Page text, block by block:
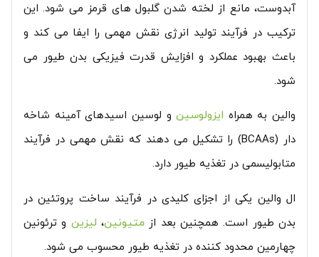
آبدوست، مانع از لخته شدن گلبول های قرمز می شود. این
ترکیب در فرآیند تولید انرژی نقش مهمی را ایفا می کند و
باعث بهبود عملکرد و افزایش قدرت فیزیکی بدن طیور می
شود.
والین به همراه ایزولوسینو لوسین اسیدهای آمینه شاخه
دار (BCAAs) را تشکیل می دهند که نقش مهمی در فرآیند
متابولیسمی در تغذیه طیور دارد.
ال والین یکی از اجزای کلیدی در فرآیند ساخت پروتئین در
بدن طیور است. همچنین بعد از متیونین،لیزین و ترئونین
چهارمین محدود کننده در تغذیه طیور محسوب می شود.